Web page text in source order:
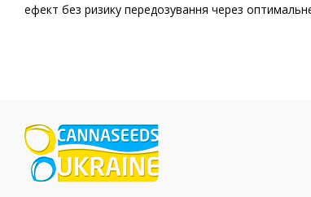
ефект без ризику передозування через